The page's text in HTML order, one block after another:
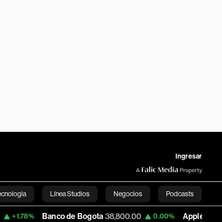
Ingresar
Línea Studios Negocios Podcasts
English
de Bogota 38,800.00 0.00% Apple 308.38 -0.28%